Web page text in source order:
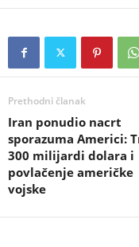
Prethodni članak
Iran ponudio nacrt
sporazuma Americi:
300 milijardi dolara i
povlačenje američke
vojske